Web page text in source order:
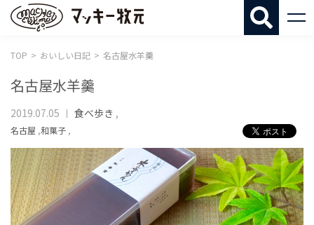
TOP おいしい日記 名古屋水羊羹
名古屋水羊羹
2019.07.05 食べ歩き ,
名古屋 ,和菓子 ,